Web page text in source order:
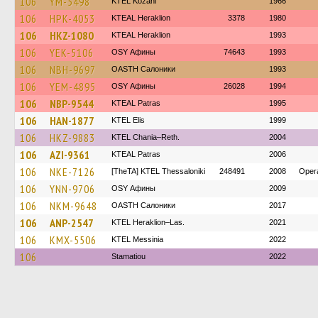
106 HPK-4053 KTEAL Heraklion 3378 1980
106 HKZ-1080 KTEAL Heraklion 1993
106 YEK-5106 OSY Афины 74643 1993
106 NBH-9697 OASTH Салоники 1993
106 YEM-4895 OSY Афины 26028 1994
106 NBP-9544 KTEAL Patras 1995
106 HAN-1877 KTEL Elis 1999
106 HKZ-9883 KTEL Chania–Reth. 2004
106 AZI-9361 KTEAL Patras 2006
106 NKE-7126 [TheTA] KTEL Thessaloniki 248491 2008
106 YNN-9706 OSY Афины 2009
106 NKM-9648 OASTH Салоники 2017
106 ANP-2547 KTEL Heraklion–Las. 2021
106 KMX-5506 KTEL Messinia 2022
106 Stamatiou 2022